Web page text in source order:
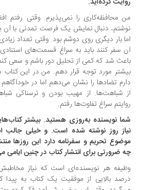
محافظه‌کاری را نمی‌پذیرم. وقتی رفتم
دنبال نمایش یک فرصت تمدنی با آن بودم.
بار دیگری روی دوشم بود. وقتی تعداد زیادی از
سفر کنند باید به سراغ قسمت‌های استنادی
شد که کمی از تحلیل دور باشم و سعی کنم
مورد توجه قرار دهم. من در این کتاب در
تضادها را نشان می‌دهم اما در خودآگاهم یک
شباهت‌ها. از مهیب بودن و ترسناکی
سراغ تفاوت‌ها رفتم.
نویسنده به‌روزی هستید. بیشتر کتاب‌هایتان
روز نوشته شده است. و خیلی جالب است
تحریم و سفرنامه دارد این روزها منتشر
ضرورتی برای انتشار کتاب در چنین ایامی
هر نویسنده‌ای است که نیاز مخاطبش را
بالایی از موفقیت یک کتاب به پیدا کردن